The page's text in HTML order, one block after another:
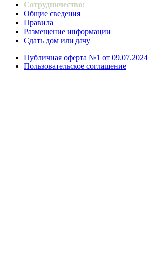
Сотрудничество:
Общие сведения
Правила
Размещение информации
Сдать дом или дачу
Публичная оферта №1 от 09.07.2024
Пользовательское соглашение